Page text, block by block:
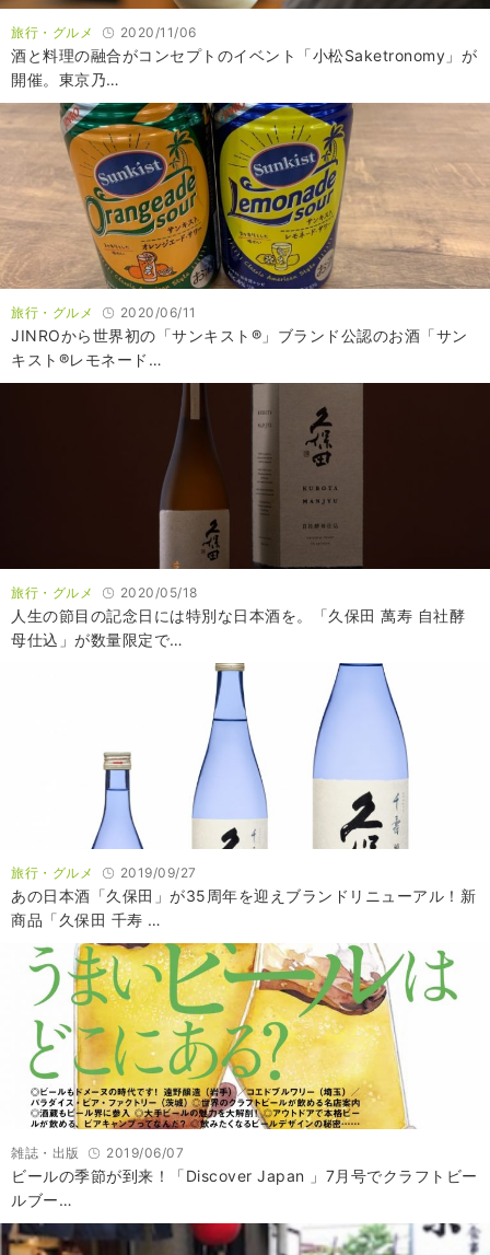
旅行・グルメ 2020/11/06
酒と料理の融合がコンセプトのイベント「小松Saketronomy」が
開催。東京乃…
旅行・グルメ 2020/06/11
JINROから世界初の「サンキスト®」ブランド公認のお酒「サン
キスト®レモネード…
旅行・グルメ 2020/05/18
人生の節目の記念日には特別な日本酒を。「久保田 萬寿 自社酵
母仕込」が数量限定で…
旅行・グルメ 2019/09/27
あの日本酒「久保田」が35周年を迎えブランドリニューアル！新
商品「久保田 千寿 …
雑誌・出版 2019/06/07
ビールの季節が到来！「Discover Japan 」7月号でクラフトビー
ルブー…